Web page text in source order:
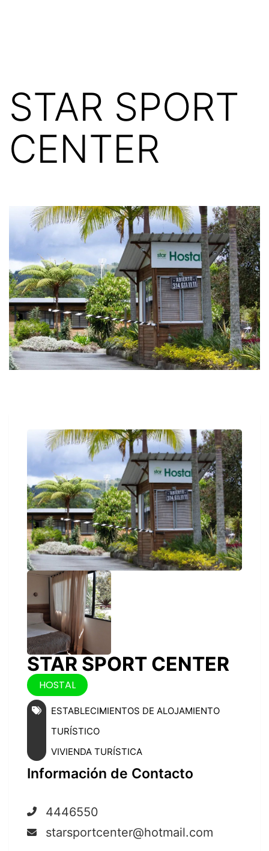
STAR SPORT
CENTER
STAR SPORT CENTER
HOSTAL
ESTABLECIMIENTOS DE ALOJAMIENTO
TURÍSTICO
VIVIENDA TURÍSTICA
Información de Contacto
4446550
starsportcenter@hotmail.com